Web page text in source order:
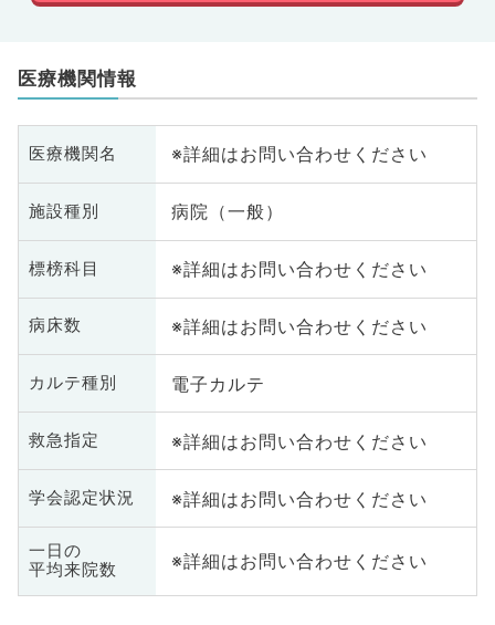
医療機関情報
医療機関名 ※詳細はお問い合わせください
施設種別 病院（一般）
標榜科目 ※詳細はお問い合わせください
病床数 ※詳細はお問い合わせください
カルテ種別 電子カルテ
救急指定 ※詳細はお問い合わせください
学会認定状況 ※詳細はお問い合わせください
一日の
平均来院数
※詳細はお問い合わせください